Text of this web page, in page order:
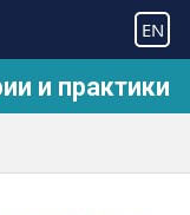
EN
и практики